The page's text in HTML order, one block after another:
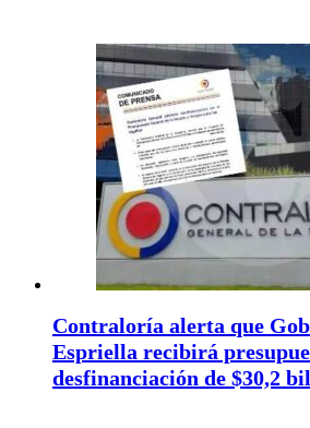
Contraloría alerta que
Espriella recibirá
desfinanciación de $30,2